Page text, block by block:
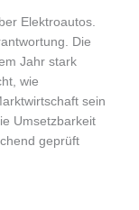
Elektroautos.
Die
Jahr stark
wie
sein
Umsetzbarkeit
geprüft